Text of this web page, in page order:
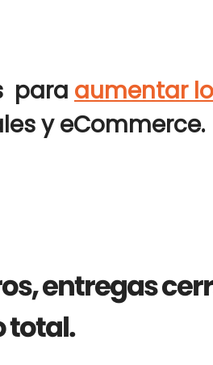
para aumentar
yeCommerce.
entregas
total.